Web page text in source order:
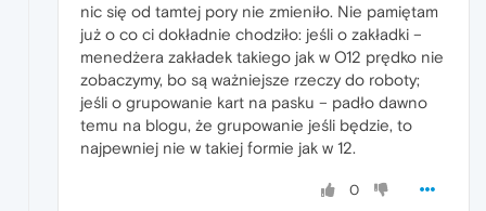
nic się od tamtej pory nie zmieniło. Nie pamiętam
już o co ci dokładnie chodziło: jeśli o zakładki –
menedżera zakładek takiego jak w O12 prędko nie
zobaczymy, bo są ważniejsze rzeczy do roboty;
jeśli o grupowanie kart na pasku – padło dawno
temu na blogu, że grupowanie jeśli będzie, to
najpewniej nie w takiej formie jak w 12.
0